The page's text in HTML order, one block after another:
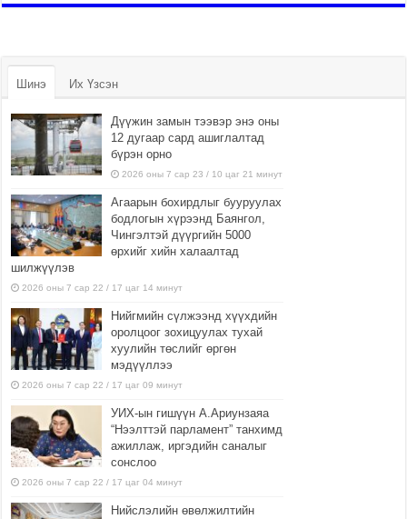
Шинэ Их Үзсэн
Дүүжин замын тээвэр энэ оны
12 дугаар сард ашиглалтад
бүрэн орно
2026 оны 7 сар 23 / 10 цаг 21 минут
Агаарын бохирдлыг бууруулах
бодлогын хүрээнд Баянгол,
Чингэлтэй дүүргийн 5000
өрхийг хийн халаалтад
шилжүүлэв
2026 оны 7 сар 22 / 17 цаг 14 минут
Нийгмийн сүлжээнд хүүхдийн
оролцоог зохицуулах тухай
хуулийн төслийг өргөн
мэдүүллээ
2026 оны 7 сар 22 / 17 цаг 09 минут
УИХ-ын гишүүн А.Ариунзаяа
“Нээлттэй парламент” танхимд
ажиллаж, иргэдийн саналыг
сонслоо
2026 оны 7 сар 22 / 17 цаг 04 минут
Нийслэлийн өвөлжилтийн